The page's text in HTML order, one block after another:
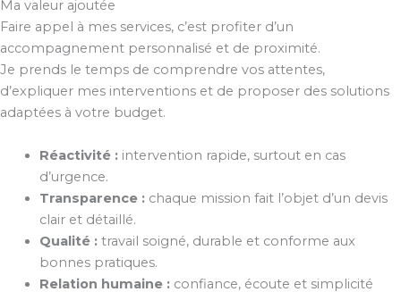
Ma valeur ajoutée
Faire appel à mes services, c’est profiter d’un
accompagnement personnalisé et de proximité.
Je prends le temps de comprendre vos attentes,
d’expliquer mes interventions et de proposer des solutions
adaptées à votre budget.
Réactivité :intervention rapide, surtout en cas
d’urgence.
Transparence :chaque mission fait l’objet d’un devis
clair et détaillé.
Qualité :travail soigné, durable et conforme aux
bonnes pratiques.
Relation humaine :confiance, écoute et simplicité